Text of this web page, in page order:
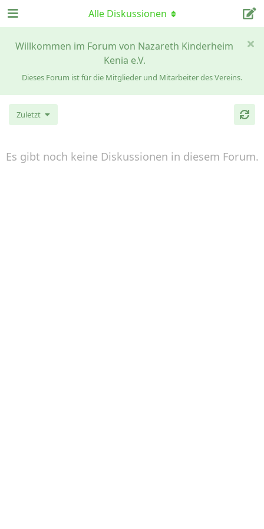
Willkommen im Forum von Nazareth Kinderheim
Kenia e.V.
Dieses Forum ist für die Mitglieder und Mitarbeiter des Vereins.
Alle Diskussionen
Zuletzt
Es gibt noch keine Diskussionen in diesem Forum.